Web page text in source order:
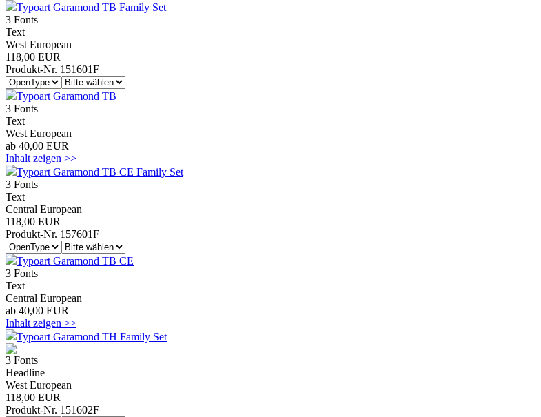
Typoart Garamond TB Family Set
3 Fonts
Text
West European
118,00 EUR
Produkt-Nr. 151601F
Typoart Garamond TB
3 Fonts
Text
West European
ab 40,00 EUR
Inhalt zeigen >>
Typoart Garamond TB CE Family Set
3 Fonts
Text
Central European
118,00 EUR
Produkt-Nr. 157601F
Typoart Garamond TB CE
3 Fonts
Text
Central European
ab 40,00 EUR
Inhalt zeigen >>
Typoart Garamond TH Family Set
3 Fonts
Headline
West European
118,00 EUR
Produkt-Nr. 151602F